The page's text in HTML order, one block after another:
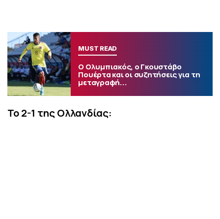
MUST READ
Ο Ολυμπιακός, ο Γκουστάβο
Πουέρτα και οι συζητήσεις για τη
μεταγραφή...
Το 2-1 της Ολλανδίας: